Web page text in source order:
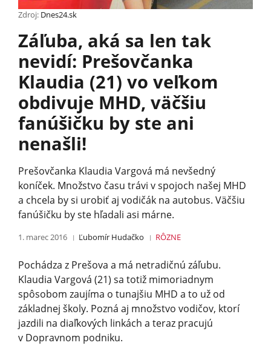
Zdroj: Dnes24.sk
Záľuba, aká sa len tak
nevidí: Prešovčanka
Klaudia (21) vo veľkom
obdivuje MHD, väčšiu
fanúšičku by ste ani
nenašli!
Prešovčanka Klaudia Vargová má nevšedný
koníček. Množstvo času trávi v spojoch našej MHD
a chcela by si urobiť aj vodičák na autobus. Väčšiu
fanúšičku by ste hľadali asi márne.
1. marec 2016 Ľubomír Hudačko RÔZNE
Pochádza z Prešova a má netradičnú záľubu.
Klaudia Vargová (21) sa totiž mimoriadnym
spôsobom zaujíma o tunajšiu MHD a to už od
základnej školy. Pozná aj množstvo vodičov, ktorí
jazdili na diaľkových linkách a teraz pracujú
v Dopravnom podniku.